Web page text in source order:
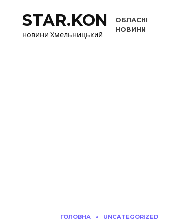
вмістуSTAR.KON
новини Хмельницький
ОБЛАСНІ
НОВИНИ
ГОЛОВНА » UNCATEGORIZED